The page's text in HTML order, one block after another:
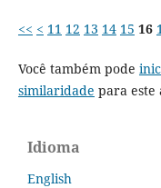
<< < 11 12 13 14 15 16
Você também pode
similaridade para este
Idioma
English